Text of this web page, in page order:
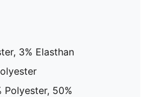
3% Elasthan
Polyester, 50%